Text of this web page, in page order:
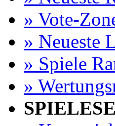
» Vote-
» Neueste
» Spiele
»